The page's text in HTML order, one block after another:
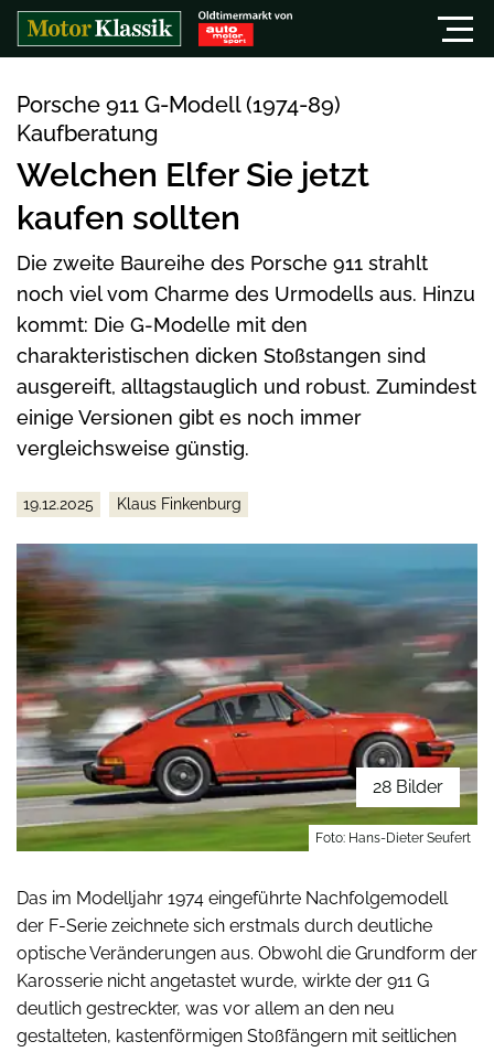
Porsche 911 G-Modell (1974-89)
Kaufberatung
Welchen Elfer Sie jetzt
kaufen sollten
Die zweite Baureihe des Porsche 911 strahlt
noch viel vom Charme des Urmodells aus. Hinzu
kommt: Die G-Modelle mit den
charakteristischen dicken Stoßstangen sind
ausgereift, alltagstauglich und robust. Zumindest
einige Versionen gibt es noch immer
vergleichsweise günstig.
19.12.2025 Klaus Finkenburg
Foto: Hans-Dieter Seufert
28 Bilder
Das im Modelljahr 1974 eingeführte Nachfolgemodell
der F-Serie zeichnete sich erstmals durch deutliche
optische Veränderungen aus. Obwohl die Grundform der
Karosserie nicht angetastet wurde, wirkte der 911 G
deutlich gestreckter, was vor allem an den neu
gestalteten, kastenförmigen Stoßfängern mit seitlichen